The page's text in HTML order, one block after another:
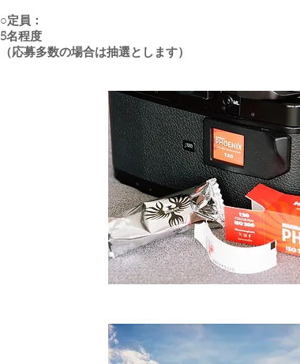
○定員：
5名程度
（応募多数の場合は抽選とします）